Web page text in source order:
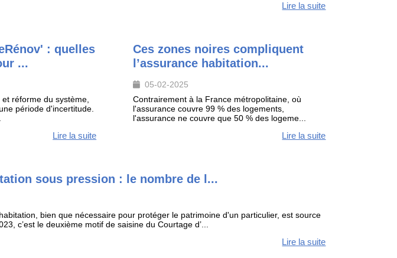
Lire la suite
: quelles
...
réforme du système,
période d'incertitude.
Lire la suite
Ces zones noires compliquent
l’assurance habitation...
05-02-2025
Contrairement à la France métropolitaine, où
l'assurance couvre 99 % des logements,
l'assurance ne couvre que 50 % des logeme...
Lire la suite
sous pression : le nombre de l...
bien que nécessaire pour protéger le patrimoine d'un particulier, est source
c’est le deuxième motif de saisine du Courtage d’...
Lire la suite